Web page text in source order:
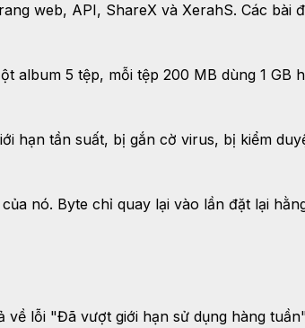
web, API, ShareX và XerahS. Các
album 5 tệp, mỗi tệp 200 MB dùng 1 GB
hạn tần suất, bị gắn cờ virus, bị kiểm
nó. Byte chỉ quay lại vào lần đặt lại
lỗi "Đã vượt giới hạn sử dụng hàng